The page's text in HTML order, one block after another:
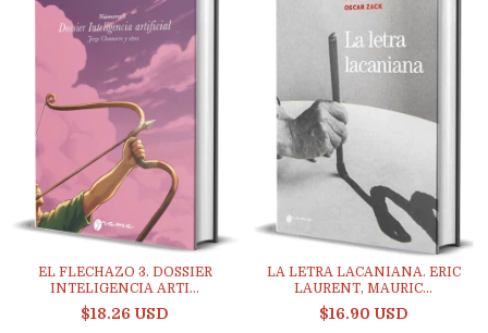
EL FLECHAZO 3. DOSSIER
INTELIGENCIA ARTI...
$18.26 USD
LA LETRA LACANIANA. ERIC
LAURENT, MAURIC...
$16.90 USD